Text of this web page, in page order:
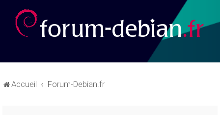
Accueil Forum-Debian.fr